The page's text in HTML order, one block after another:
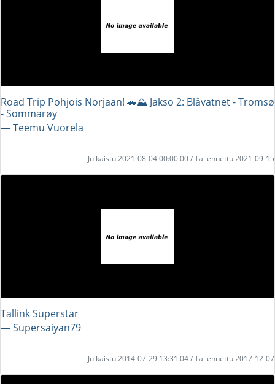
Road Trip Pohjois Norjaan! 🚗⛰️ Jakso 2: Blåvatnet - Tromsø
- Sommarøy
― Teemu Vuorela
Julkaistu 2021-08-04 00:00:00 / Tallennettu 2021-09-15
Tallink Superstar
― Supersaiyan79
Julkaistu 2014-07-29 13:31:04 / Tallennettu 2017-12-07